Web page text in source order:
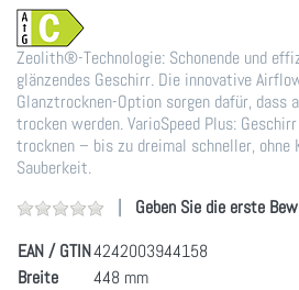
Zeolith®-Technologie: Schonende und
glänzendes Geschirr. Die innovative
Glanztrocknen-Option sorgen dafür, dass
trocken werden. VarioSpeed Plus:
trocknen – bis zu dreimal schneller, ohne
Sauberkeit.
Geben Sie die erste
EAN / GTIN4242003944158
Breite
448 mm